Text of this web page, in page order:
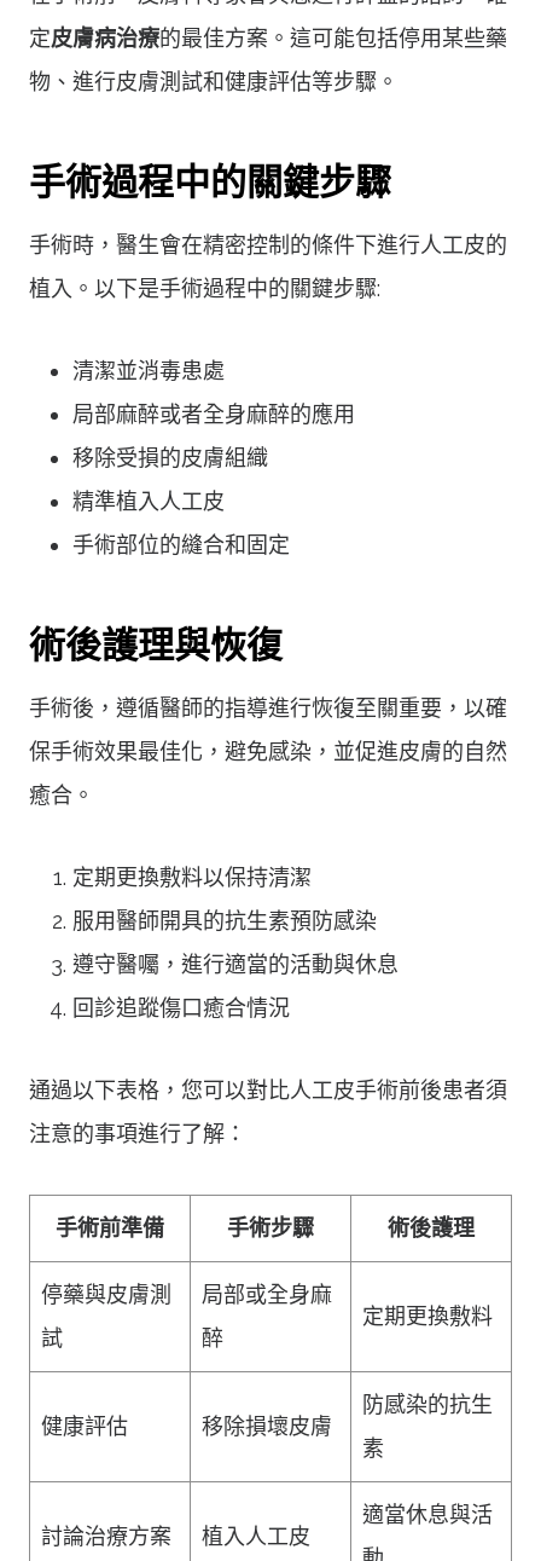
定皮膚病治療的最佳方案。這可能包括停用某些藥
物、進行皮膚測試和健康評估等步驟。
手術過程中的關鍵步驟
手術時，醫生會在精密控制的條件下進行人工皮的
植入。以下是手術過程中的關鍵步驟:
清潔並消毒患處
局部麻醉或者全身麻醉的應用
移除受損的皮膚組織
精準植入人工皮
手術部位的縫合和固定
術後護理與恢復
手術後，遵循醫師的指導進行恢復至關重要，以確
保手術效果最佳化，避免感染，並促進皮膚的自然
癒合。
定期更換敷料以保持清潔
服用醫師開具的抗生素預防感染
遵守醫囑，進行適當的活動與休息
回診追蹤傷口癒合情況
通過以下表格，您可以對比人工皮手術前後患者須
注意的事項進行了解：
手術前準備 手術步驟 術後護理
停藥與皮膚測
試
局部或全身麻
醉
定期更換敷料
健康評估 移除損壞皮膚
防感染的抗生
素
討論治療方案 植入人工皮
適當休息與活